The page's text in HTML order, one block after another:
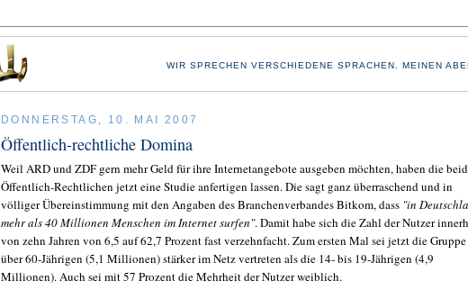
WIR SPRECHEN VERSCHIEDENE SPRACHEN. MEINEN
DONNERSTAG, 10. MAI 2007
Öffentlich-rechtliche Domina
Weil ARD und ZDF gern mehr Geld für ihre Internetangebote ausgeben möchten, haben die
Öffentlich-Rechtlichen jetzt eine Studie anfertigen lassen. Die sagt ganz überraschend und in
völliger Übereinstimmung mit den Angaben des Branchenverbandes Bitkom, dass "in
mehr als 40 Millionen Menschen im Internet surfen". Damit habe sich die Zahl der Nutzer
von zehn Jahren von 6,5 auf 62,7 Prozent fast verzehnfacht. Zum ersten Mal sei jetzt die
über 60-Jährigen (5,1 Millionen) stärker im Netz vertreten als die 14- bis 19-Jährigen (4,9
Millionen). Auch sei mit 57 Prozent die Mehrheit der Nutzer weiblich.